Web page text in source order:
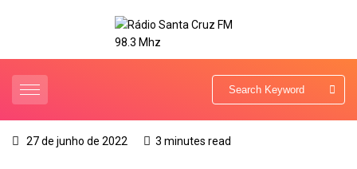
27 de junho de 2022 3 minutes read